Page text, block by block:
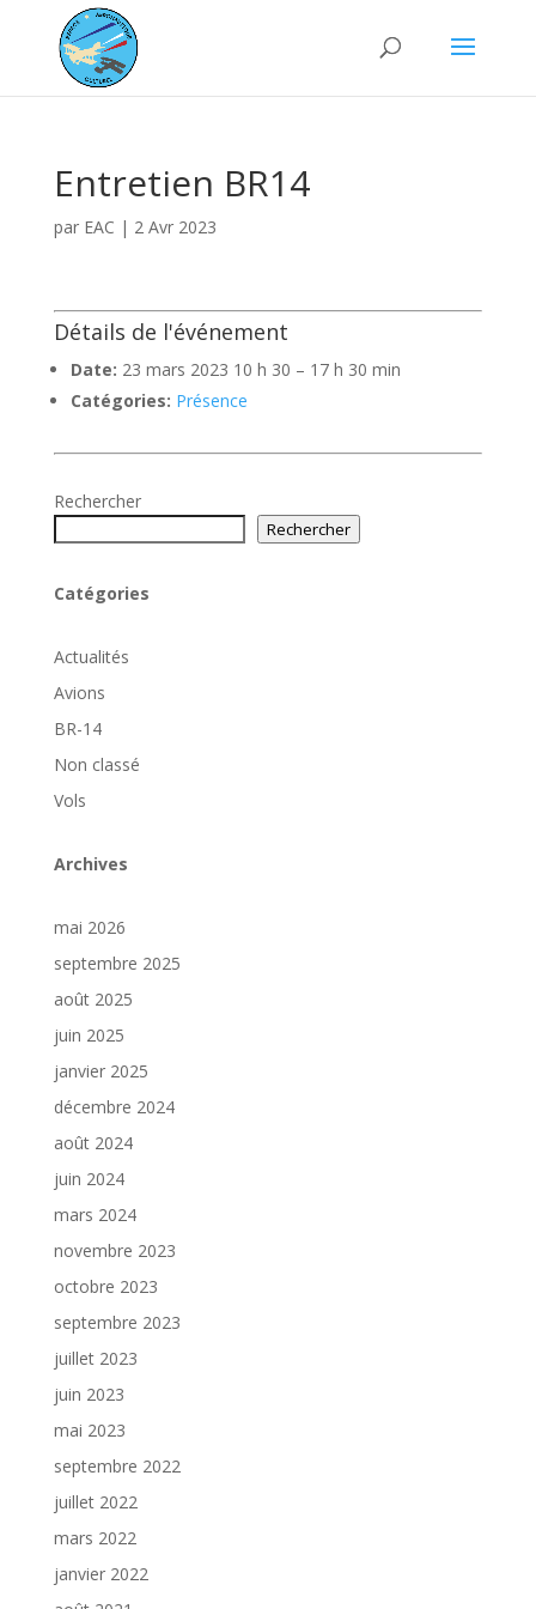
Entretien BR14
par EAC | 2 Avr 2023
Détails de l'événement
Date: 23 mars 2023 10 h 30 – 17 h 30 min
Catégories: Présence
Rechercher
Rechercher
Catégories
Actualités
Avions
BR-14
Non classé
Vols
Archives
mai 2026
septembre 2025
août 2025
juin 2025
janvier 2025
décembre 2024
août 2024
juin 2024
mars 2024
novembre 2023
octobre 2023
septembre 2023
juillet 2023
juin 2023
mai 2023
septembre 2022
juillet 2022
mars 2022
janvier 2022